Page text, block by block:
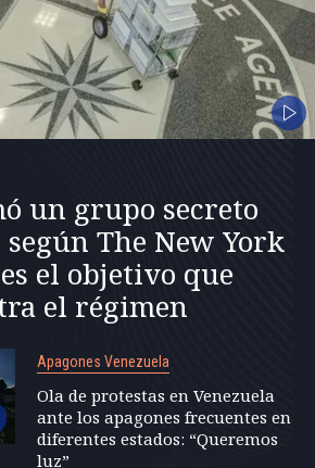
un grupo secreto
según The New York
el objetivo que
el régimen
Apagones Venezuela
Ola de protestas en Venezuela
ante los apagones frecuentes en
diferentes estados: “Queremos
luz”